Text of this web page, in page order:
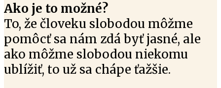
Ako je to možné?
To, že človeku slobodou môžme
pomôcť sa nám zdá byť jasné, ale
ako môžme slobodou niekomu
ublížiť, to už sa chápe ťažšie.